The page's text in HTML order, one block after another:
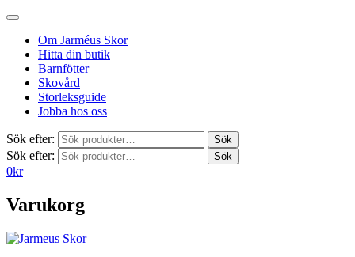
Om Jarméus Skor
Hitta din butik
Barnfötter
Skovård
Storleksguide
Jobba hos oss
Sök efter: Sök
Sök efter: Sök
0kr
Varukorg